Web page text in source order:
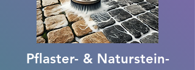
Pflaster- & Naturstein-